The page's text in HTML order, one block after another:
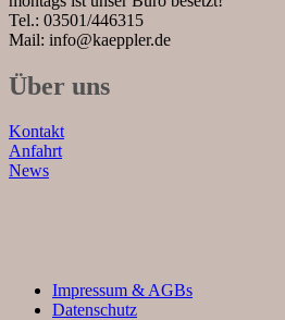
Tel.: 03501/446315
Mail: info@kaeppler.de
Über uns
Kontakt
Anfahrt
News
Impressum & AGBs
Datenschutz